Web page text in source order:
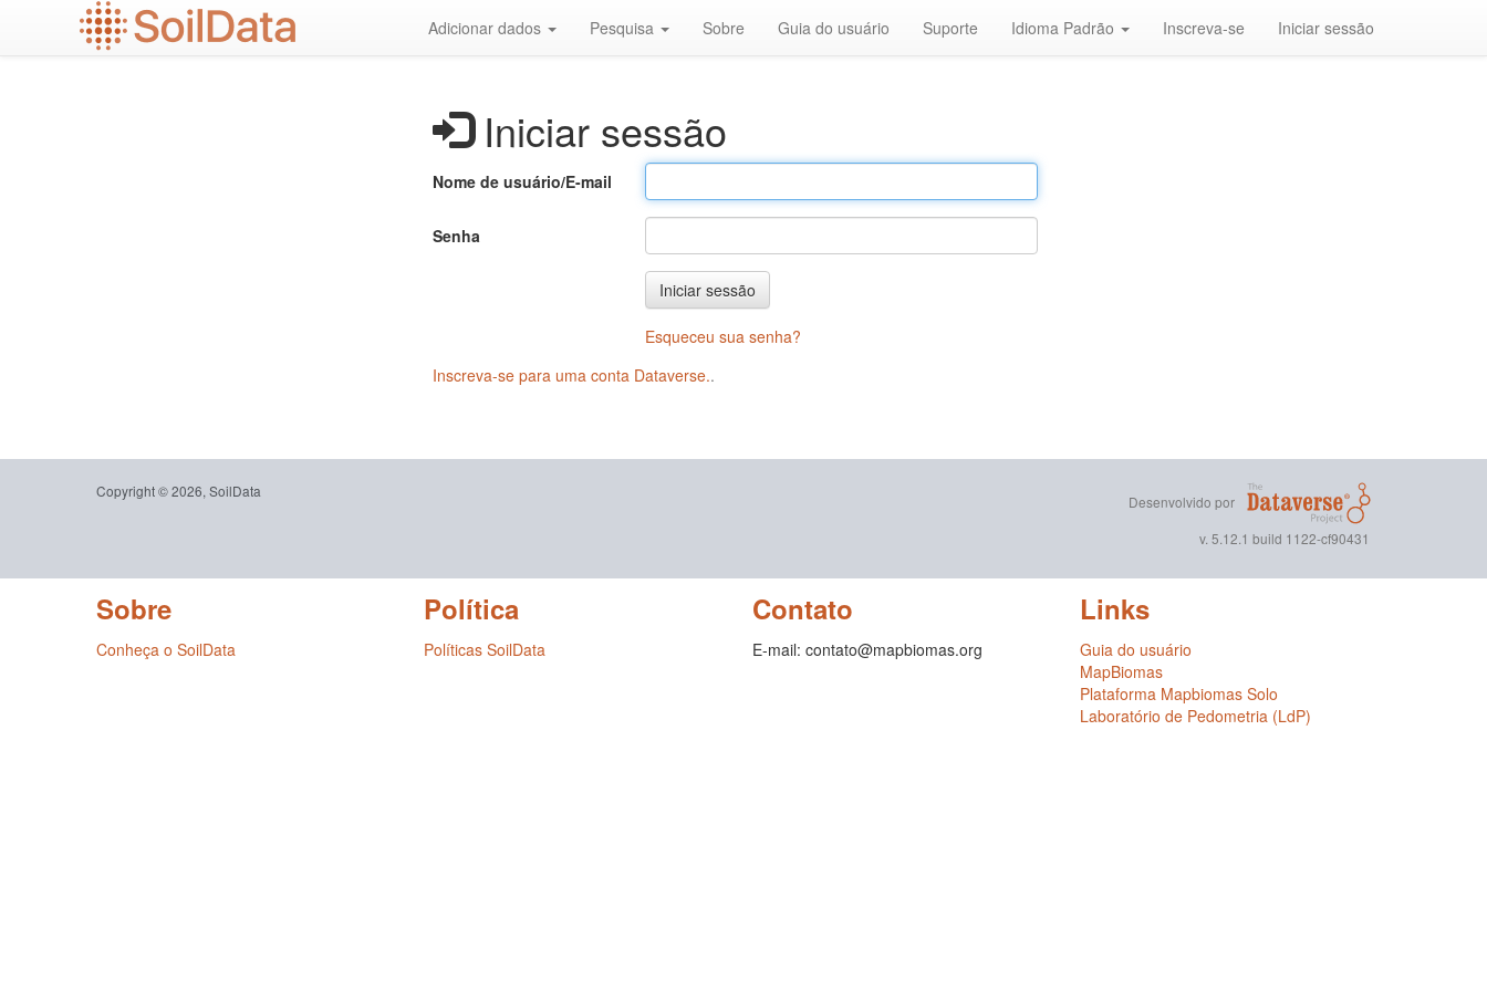
Adicionar dados Pesquisa Sobre Guia do usuário Suporte Idioma Padrão Inscreva-se Iniciar sessão
Iniciar sessão
Nome de usuário/E-mail
Senha
Iniciar sessão
Esqueceu sua senha?
Inscreva-se para uma conta Dataverse..
Copyright © 2026, SoilData
Desenvolvido por
v. 5.12.1 build 1122-cf90431
Sobre
Conheça o SoilData
Política
Políticas SoilData
Contato
E-mail: contato@mapbiomas.org
Links
Guia do usuário
MapBiomas
Plataforma Mapbiomas Solo
Laboratório de Pedometria (LdP)